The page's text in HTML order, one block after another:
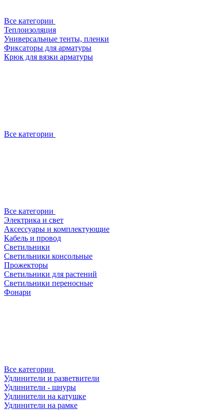
Все категории
Теплоизоляция
Универсальные тенты, пленки
Фиксаторы для арматуры
Крюк для вязки арматуры
Все категории
Все категории
Электрика и свет
Аксессуары и комплектующие
Кабель и провод
Светильники
Светильники консольные
Прожекторы
Светильники для растений
Светильники переносные
Фонари
Все категории
Удлинители и разветвители
Удлинители - шнуры
Удлинители на катушке
Удлинители на рамке